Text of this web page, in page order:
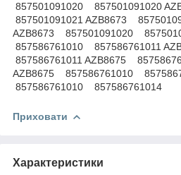
Приховати
Характеристики